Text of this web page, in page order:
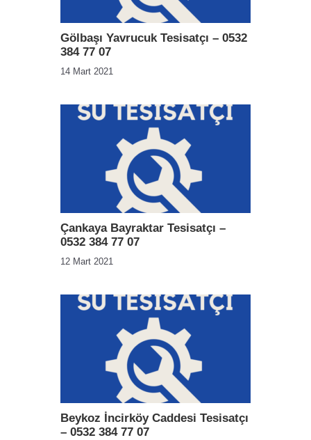
Gölbaşı Yavrucuk Tesisatçı – 0532
384 77 07
14 Mart 2021
Çankaya Bayraktar Tesisatçı –
0532 384 77 07
12 Mart 2021
Beykoz İncirköy Caddesi Tesisatçı
– 0532 384 77 07